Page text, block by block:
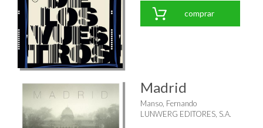
comprar
Madrid
Manso, Fernando
LUNWERG EDITORES, S.A.